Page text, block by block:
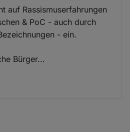
auf Rassismuserfahrungen
& PoC - auch durch
- ein.
Bürger...